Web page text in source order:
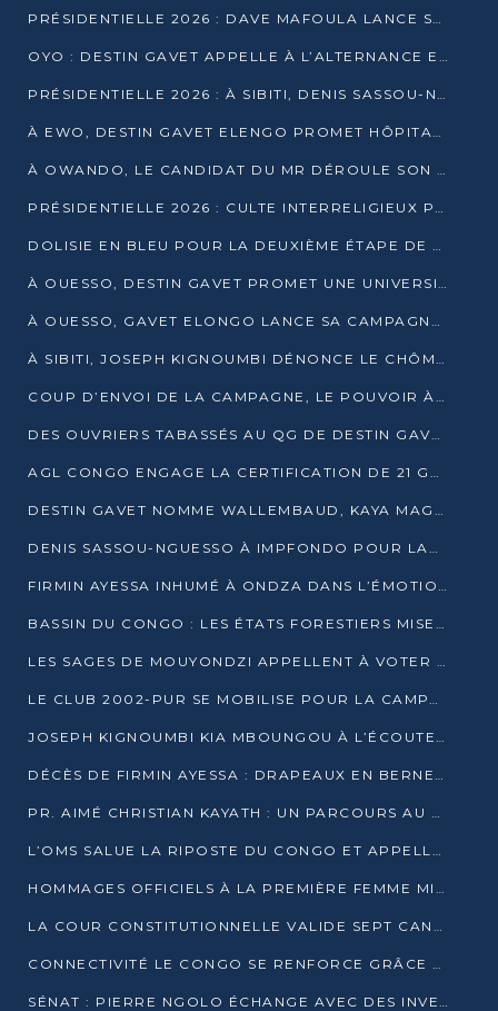
PRÉSIDENTIELLE 2026 : DAVE MAFOULA LANCE SA « VAGUE DU NOUVEAU DÉPART » À IMPFONDO
OYO : DESTIN GAVET APPELLE À L’ALTERNANCE ET À LA RESPONSABILITÉ DE LA JEUNESSE
PRÉSIDENTIELLE 2026 : À SIBITI, DENIS SASSOU-N’GUESSO PARIE SUR LES RESSOURCES DE LA LEKOUMOU
À EWO, DESTIN GAVET ELENGO PROMET HÔPITAL, CHEMIN DE FER ET AUDIT DES FINANCES PUBLIQUES
À OWANDO, LE CANDIDAT DU MR DÉROULE SON PROGRAMME DE “CHANGEMENT”
PRÉSIDENTIELLE 2026 : CULTE INTERRELIGIEUX POUR LA PAIX À OUENZÉ
DOLISIE EN BLEU POUR LA DEUXIÈME ÉTAPE DE CAMPAGNE DE DSN
À OUESSO, DESTIN GAVET PROMET UNE UNIVERSITÉ POUR LA SANGHA
À OUESSO, GAVET ELONGO LANCE SA CAMPAGNE SOUS LE SIGNE DU RENOUVEAU
À SIBITI, JOSEPH KIGNOUMBI DÉNONCE LE CHÔMAGE ET LES DÉFAILLANCES DE L’ÉTAT
COUP D’ENVOI DE LA CAMPAGNE, LE POUVOIR À POINTE-NOIRE, L’OPPOSITION À OUESSO ET SIBITI
DES OUVRIERS TABASSÉS AU QG DE DESTIN GAVET À 24 HEURES DE L’OUVERTURE DE LA CAMPAGNE
AGL CONGO ENGAGE LA CERTIFICATION DE 21 GRUTIERS AUX NORMES INTERNATIONALES
DESTIN GAVET NOMME WALLEMBAUD, KAYA MAGANE, BOUDZIKA ET MBOUSSA-ELLAH AUX COMMANDES DE SA CAMPAGNE
DENIS SASSOU-NGUESSO À IMPFONDO POUR LANCER LE CORRIDOR 13
FIRMIN AYESSA INHUMÉ À ONDZA DANS L’ÉMOTION ET LE RECUEILLEMENT
BASSIN DU CONGO : LES ÉTATS FORESTIERS MISENT SUR LES MARCHÉS CARBONE
LES SAGES DE MOUYONDZI APPELLENT À VOTER DENIS SASSOU-NGUESSO
LE CLUB 2002-PUR SE MOBILISE POUR LA CAMPAGNE
JOSEPH KIGNOUMBI KIA MBOUNGOU À L’ÉCOUTE DE TALANGAÏ
DÉCÈS DE FIRMIN AYESSA : DRAPEAUX EN BERNE LUNDI
PR. AIMÉ CHRISTIAN KAYATH : UN PARCOURS AU SERVICE DE LA RECHERCHE ET DE L’INNOVATION
L’OMS SALUE LA RIPOSTE DU CONGO ET APPELLE À DES RÉFORMES DURABLES
HOMMAGES OFFICIELS À LA PREMIÈRE FEMME MINISTRE DU CONGO
LA COUR CONSTITUTIONNELLE VALIDE SEPT CANDIDATURES POUR LA PRÉSIDENTIELLE
CONNECTIVITÉ LE CONGO SE RENFORCE GRÂCE AU CÂBLE 2AFRICA
SÉNAT : PIERRE NGOLO ÉCHANGE AVEC DES INVESTISSEURS DU NUMÉRIQUE